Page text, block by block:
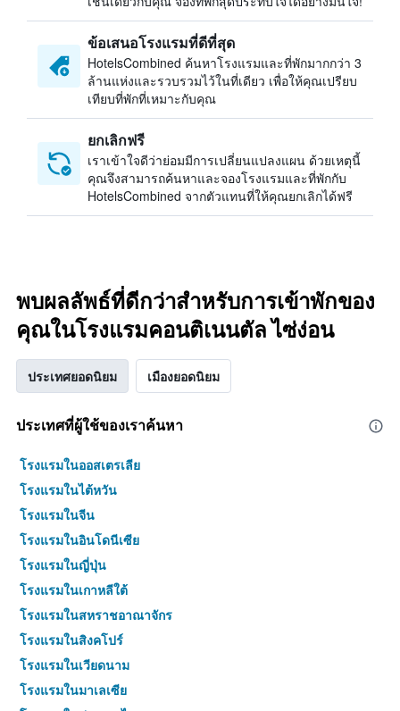
ข้อเสนอโรงแรมที่ดีที่สุด
HotelsCombined ค้นหาโรงแรมและที่พักมากกว่า 3
ล้านแห่งและรวบรวมไว้ในที่เดียว เพื่อให้คุณเปรียบ
เทียบที่พักที่เหมาะกับคุณ
ยกเลิกฟรี
เราเข้าใจดีว่าย่อมมีการเปลี่ยนแปลงแผน ด้วยเหตุนี้
คุณจึงสามารถค้นหาและจองโรงแรมและที่พักกับ
HotelsCombined จากตัวแทนที่ให้คุณยกเลิกได้ฟรี
พบผลลัพธ์ที่ดีกว่าสำหรับการเข้าพักของ
คุณในโรงแรมคอนติเนนตัล ไซ่ง่อน
ประเทศยอดนิยม เมืองยอดนิยม
ประเทศที่ผู้ใช้ของเราค้นหา
โรงแรมในออสเตรเลีย
โรงแรมในไต้หวัน
โรงแรมในจีน
โรงแรมในอินโดนีเซีย
โรงแรมในญี่ปุ่น
โรงแรมในเกาหลีใต้
โรงแรมในสหราชอาณาจักร
โรงแรมในสิงคโปร์
โรงแรมในเวียดนาม
โรงแรมในมาเลเซีย